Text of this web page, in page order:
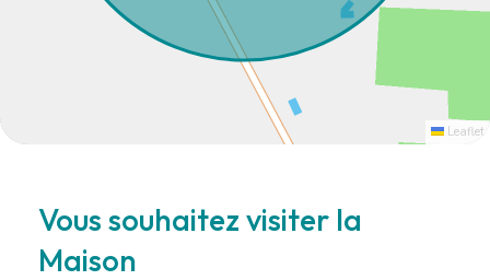
Leaflet
Vous souhaitez visiter la
Maison